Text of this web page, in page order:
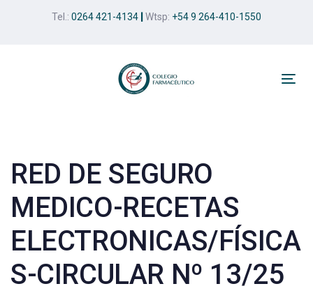
Tel.: 0264 421-4134 Wtsp: +54 9 264-410-1550
RED DE SEGURO
MEDICO-RECETAS
ELECTRONICAS/FÍSICA
S-CIRCULAR Nº 13/25
navigation